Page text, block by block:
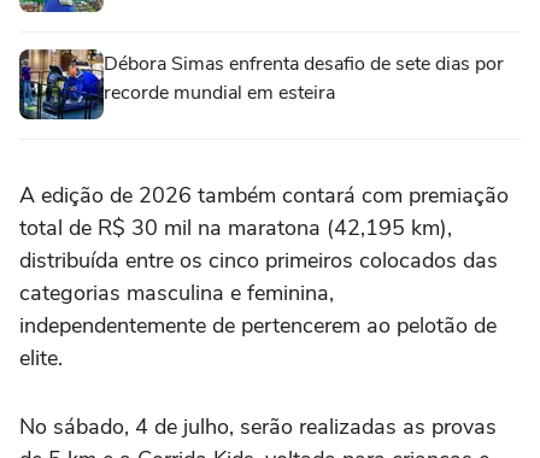
Débora Simas enfrenta desafio de sete dias por
recorde mundial em esteira
A edição de 2026 também contará com premiação
total de R$ 30 mil na maratona (42,195 km),
distribuída entre os cinco primeiros colocados das
categorias masculina e feminina,
independentemente de pertencerem ao pelotão de
elite.
No sábado, 4 de julho, serão realizadas as provas